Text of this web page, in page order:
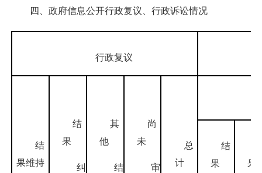
四、政府信息公开行政复议、行政诉讼情况
行政复议
结
果维持
结
果
纠
其
他
结
尚
未
审
总
计
结
果
果